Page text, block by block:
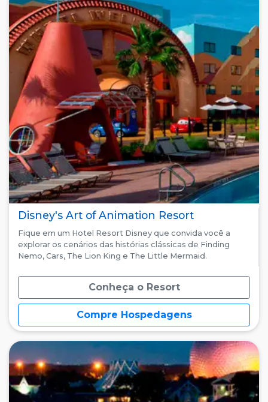
Disney's Art of Animation Resort
Fique em um Hotel Resort Disney que convida você a
explorar os cenários das histórias clássicas de Finding
Nemo, Cars, The Lion King e The Little Mermaid.
Conheça o Resort
Compre Hospedagens